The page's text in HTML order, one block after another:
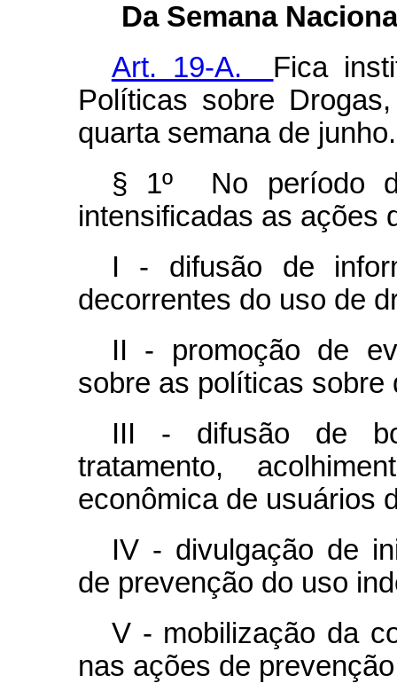
Da Semana
Art. 19-A. Fica
Políticas sobre
quarta semana de junho.
§ 1º No período
intensificadas as ações
I - difusão de
decorrentes do uso de
II - promoção de
sobre as políticas sobre
III - difusão de
tratamento,
econômica de usuários
IV - divulgação de
de prevenção do uso
V - mobilização da
nas ações de